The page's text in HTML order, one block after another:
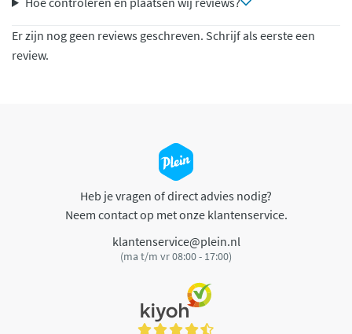
Er zijn nog geen reviews geschreven. Schrijf als eerste een
review.
Heb je vragen of direct advies nodig?
Neem contact op met onze klantenservice.
klantenservice@plein.nl
(ma t/m vr 08:00 - 17:00)